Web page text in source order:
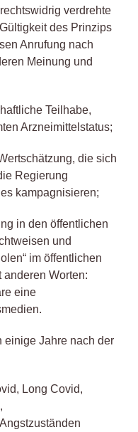
verdrehte
des Prinzips
Anrufung nach
Meinung und
Teilhabe,
Arzneimittelstatus;
die sich
Regierung
kampagnisieren;
in den öffentlichen
und
im öffentlichen
anderen Worten:
eine
einige Jahre nach der
Long Covid,